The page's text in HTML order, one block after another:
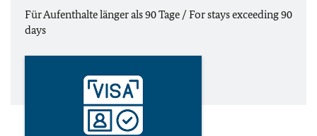
Für Aufenthalte länger als 90 Tage / For stays exceeding 90
days